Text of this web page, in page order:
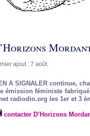
ajout : 7 août.
A SIGNALER continue,
émission féministe
radiodio.org les 1er et 3
contacter D’Horizons